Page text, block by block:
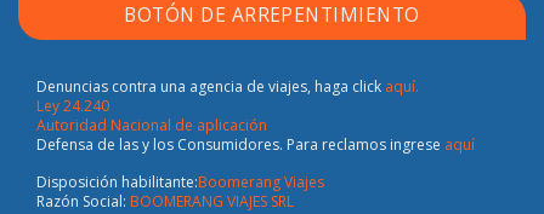
BOTÓN DE ARREPENTIMIENTO
Denuncias contra una agencia de viajes, haga click aquí.
Ley 24.240
Autoridad Nacional de aplicación
Defensa de las y los Consumidores. Para reclamos ingrese aquí
Disposición habilitante:Boomerang Viajes
Razón Social: BOOMERANG VIAJES SRL